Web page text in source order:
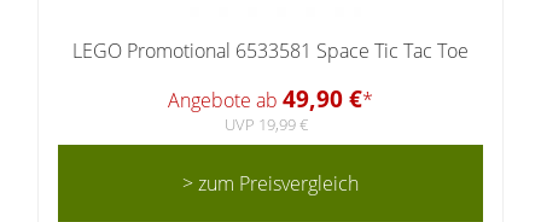
LEGO Promotional 6533581 Space Tic Tac Toe
Angebote ab 49,90 €*
UVP 19,99 €
> zum Preisvergleich